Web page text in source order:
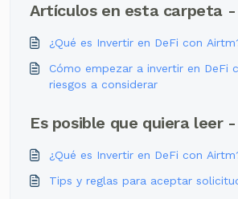
Artículos en esta carpeta -
¿Qué es Invertir en DeFi con
Cómo empezar a invertir en DeFi
riesgos a considerar
Es posible que quiera leer -
¿Qué es Invertir en DeFi con
Tips y reglas para aceptar